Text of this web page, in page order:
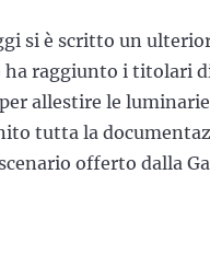
si è scritto un
raggiunto i titolari
allestire le
tutta la
offerto dalla